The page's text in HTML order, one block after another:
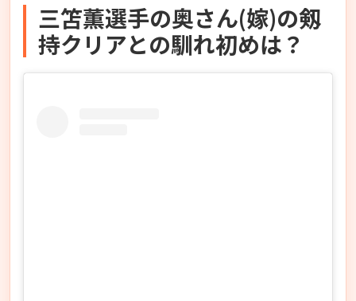
三笘薫選手の奥さん(嫁)の剱
持クリアとの馴れ初めは？